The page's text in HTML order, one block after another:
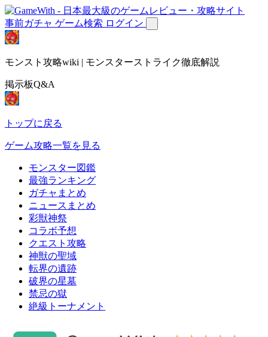
事前ガチャ ゲーム検索 ログイン
モンスト攻略wiki | モンスターストライク徹底解説
掲示板Q&A
トップに戻る
ゲーム攻略一覧を見る
モンスター図鑑
最強ランキング
ガチャまとめ
ニュースまとめ
彩獣神祭
コラボ予想
クエスト攻略
神獣の聖域
転界の遺跡
破界の星墓
禁忌の獄
絶級トーナメント